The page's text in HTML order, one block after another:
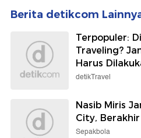
Berita detikcom
Terpopuler:
Traveling?
Harus
detikTravel
Nasib Miris
City,
Sepakbola